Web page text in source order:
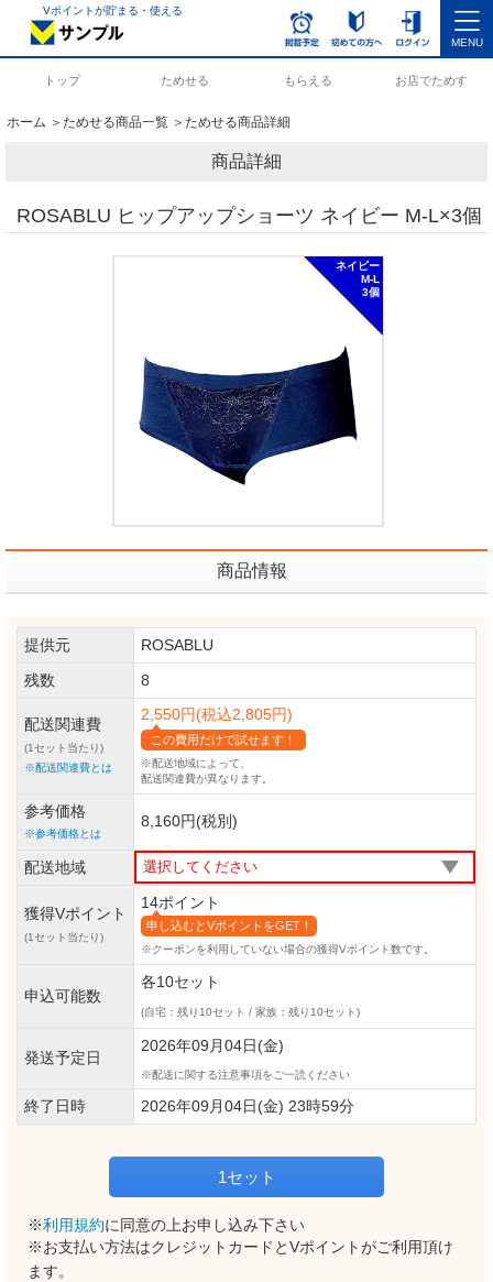
Vポイントが貯まる・使える
MENU
トップ ためせる もらえる お店でためす
ホーム ＞ためせる商品一覧 ＞ためせる商品詳細
商品詳細
ROSABLU ヒップアップショーツ ネイビー M-L×3個
ネイビー
M-L
3個
商品情報
提供元
ROSABLU
残数
8
配送関連費
(1セット当たり)
※配送関連費とは
2,550円(税込2,805円)
この費用だけで試せます！
※配送地域によって、
配送関連費が異なります。
参考価格
※参考価格とは
8,160円(税別)
配送地域
獲得Vポイント
(1セット当たり)
14ポイント
申し込むとVポイントをGET！
※クーポンを利用していない場合の獲得Vポイント数です。
申込可能数
各10セット
(自宅：残り10セット / 家族：残り10セット)
発送予定日
2026年09月04日(金)
配送に関する注意事項をご一読ください
終了日時 2026年09月04日(金) 23時59分
1セット
※利用規約に同意の上お申し込み下さい
※お支払い方法はクレジットカードとVポイントがご利用頂け
ます。